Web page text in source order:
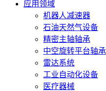
应用领域
机器人减速器
石油天然气设备
精密主轴轴承
中空旋转平台轴承
雷达系统
工业自动化设备
医疗器械